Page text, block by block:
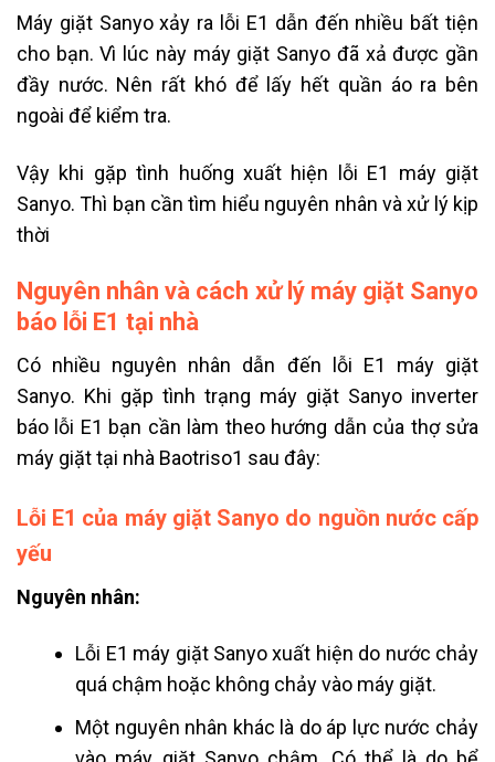
Máy giặt Sanyo xảy ra lỗi E1 dẫn đến nhiều bất tiện
cho bạn. Vì lúc này máy giặt Sanyo đã xả được gần
đầy nước. Nên rất khó để lấy hết quần áo ra bên
ngoài để kiểm tra.
Vậy khi gặp tình huống xuất hiện lỗi E1 máy giặt
Sanyo. Thì bạn cần tìm hiểu nguyên nhân và xử lý kịp
thời
Nguyên nhân và cách xử lý máy giặt Sanyo
báo lỗi E1 tại nhà
Có nhiều nguyên nhân dẫn đến lỗi E1 máy giặt
Sanyo. Khi gặp tình trạng máy giặt Sanyo inverter
báo lỗi E1 bạn cần làm theo hướng dẫn của thợ sửa
máy giặt tại nhà Baotriso1 sau đây:
Lỗi E1 của máy giặt Sanyo do nguồn nước cấp
yếu
Nguyên nhân:
Lỗi E1 máy giặt Sanyo xuất hiện do nước chảy
quá chậm hoặc không chảy vào máy giặt.
Một nguyên nhân khác là do áp lực nước chảy